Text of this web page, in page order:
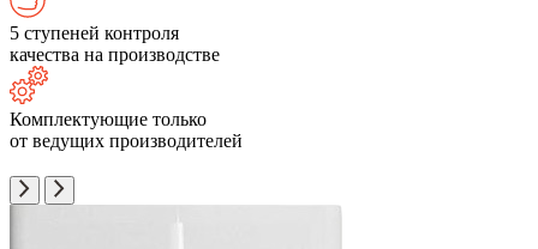
5 ступеней контроля
качества на производстве
Комплектующие только
от ведущих производителей